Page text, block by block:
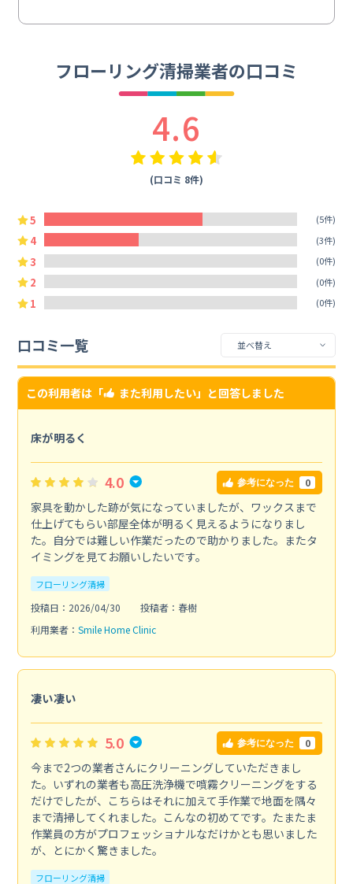
フローリング清掃業者の口コミ
4.6
(口コミ 8件)
5 (5件)
4 (3件)
3 (0件)
2 (0件)
1 (0件)
口コミ一覧
この利用者は「 また利用したい」と回答しました
床が明るく
4.0 参考になった 0
家具を動かした跡が気になっていましたが、ワックスまで
仕上げてもらい部屋全体が明るく見えるようになりまし
た。自分では難しい作業だったので助かりました。またタ
イミングを見てお願いしたいです。
フローリング清掃
投稿日：2026/04/30
投稿者：春樹
利用業者： Smile Home Clinic
凄い凄い
5.0 参考になった 0
今まで2つの業者さんにクリーニングしていただきまし
た。いずれの業者も高圧洗浄機で噴霧クリーニングをする
だけでしたが、こちらはそれに加えて手作業で地面を隅々
まで清掃してくれました。こんなの初めてです。たまたま
作業員の方がプロフェッショナルなだけかとも思いました
が、とにかく驚きました。
フローリング清掃